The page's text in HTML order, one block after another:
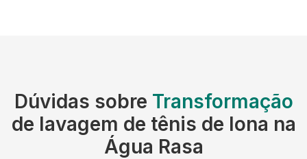
Dúvidas sobre Transformação
de lavagem de tênis de lona na
Água Rasa